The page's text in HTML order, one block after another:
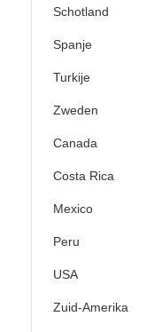
Schotland
Spanje
Turkije
Zweden
Canada
Costa Rica
Mexico
Peru
USA
Zuid-Amerika